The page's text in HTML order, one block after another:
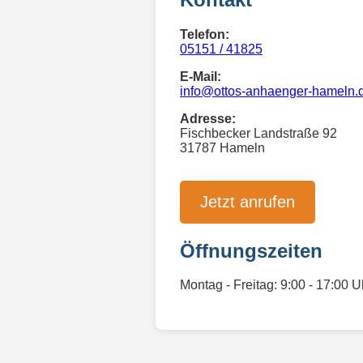
Telefon:
05151 / 41825
E-Mail:
info@ottos-anhaenger-
Adresse:
Fischbecker Landstraße 92
31787 Hameln
Jetzt anrufen
Öffnungszeiten
Montag - Freitag: 9:00 - 17:00